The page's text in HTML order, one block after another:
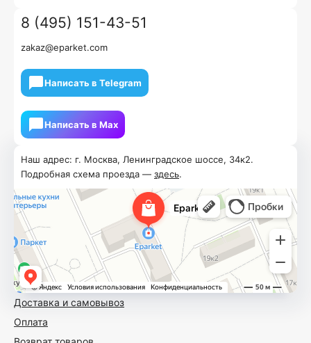
Доставка и самовывоз
Оплата
Наш адрес: г. Москва, Ленинградское шоссе, 34к2.
Подробная схема проезда — здесь.
8 (495) 151-43-51
zakaz@eparket.com
Написать в Telegram
Написать в Мах